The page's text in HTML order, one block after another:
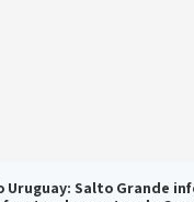
Uruguay: Salto Grande